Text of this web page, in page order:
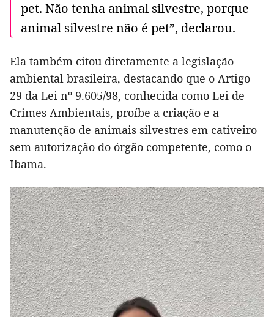
pet. Não tenha animal silvestre, porque
animal silvestre não é pet”, declarou.
Ela também citou diretamente a legislação
ambiental brasileira, destacando que o Artigo
29 da Lei nº 9.605/98, conhecida como Lei de
Crimes Ambientais, proíbe a criação e a
manutenção de animais silvestres em cativeiro
sem autorização do órgão competente, como o
Ibama.